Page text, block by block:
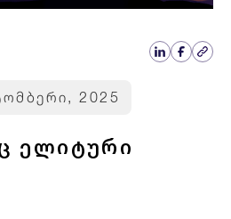
2025
ელიტური